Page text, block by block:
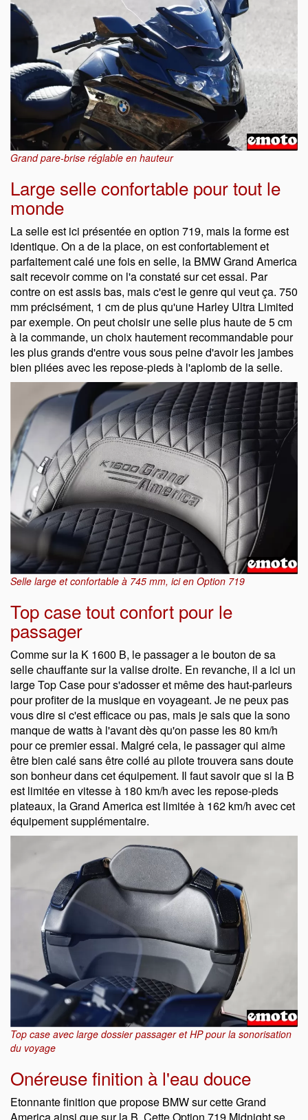
Grand pare-brise réglable en hauteur
Large selle confortable pour tout le
monde
La selle est ici présentée en option 719, mais la forme est
identique. On a de la place, on est confortablement et
parfaitement calé une fois en selle, la BMW Grand America
sait recevoir comme on l'a constaté sur cet essai. Par
contre on est assis bas, mais c'est le genre qui veut ça. 750
mm précisément, 1 cm de plus qu'une Harley Ultra Limited
par exemple. On peut choisir une selle plus haute de 5 cm
à la commande, un choix hautement recommandable pour
les plus grands d'entre vous sous peine d'avoir les jambes
bien pliées avec les repose-pieds à l'aplomb de la selle.
Selle large et confortable à 745 mm, ici en Option 719
Top case tout confort pour le
passager
Comme sur la K 1600 B, le passager a le bouton de sa
selle chauffante sur la valise droite. En revanche, il a ici un
large Top Case pour s'adosser et même des haut-parleurs
pour profiter de la musique en voyageant. Je ne peux pas
vous dire si c'est efficace ou pas, mais je sais que la sono
manque de watts à l'avant dès qu'on passe les 80 km/h
pour ce premier essai. Malgré cela, le passager qui aime
être bien calé sans être collé au pilote trouvera sans doute
son bonheur dans cet équipement. Il faut savoir que si la B
est limitée en vitesse à 180 km/h avec les repose-pieds
plateaux, la Grand America est limitée à 162 km/h avec cet
équipement supplémentaire.
Top case avec large dossier passager et HP pour la sonorisation
du voyage
Onéreuse finition à l'eau douce
Etonnante finition que propose BMW sur cette Grand